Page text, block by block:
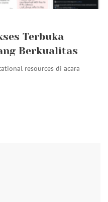
Terbuka
Berkualitas
resources di acara